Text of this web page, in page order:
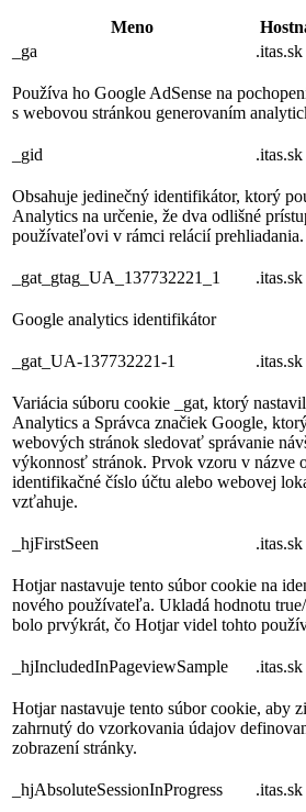
Meno
_ga
.itas.sk
Používa ho Google AdSense na
s webovou stránkou generovaním
_gid .itas.sk
Obsahuje jedinečný identifikátor, ktorý
Analytics na určenie, že dva odlišné
používateľovi v rámci relácií prehliadania.
_gat_gtag_UA_137732221_1 .itas.sk
Google analytics identifikátor
_gat_UA-137732221-1 .itas.sk
Variácia súboru cookie _gat, ktorý
Analytics a Správca značiek Google,
webových stránok sledovať správanie
výkonnosť stránok. Prvok vzoru v názve
identifikačné číslo účtu alebo webovej
vzťahuje.
_hjFirstSeen .itas.sk
Hotjar nastavuje tento súbor cookie na
nového používateľa. Ukladá hodnotu
bolo prvýkrát, čo Hotjar videl tohto
_hjIncludedInPageviewSample .itas.sk
Hotjar nastavuje tento súbor cookie, aby
zahrnutý do vzorkovania údajov
zobrazení stránky.
_hjAbsoluteSessionInProgress .itas.sk